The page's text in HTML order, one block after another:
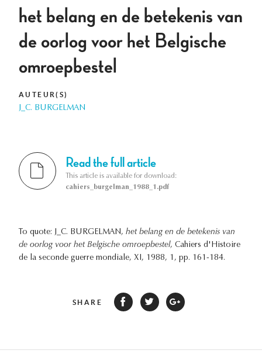
het belang en de betekenis van
de oorlog voor het Belgische
omroepbestel
AUTEUR(S)
J_C. BURGELMAN
Read the full article
This article is available for download:
cahiers_burgelman_1988_1.pdf
To quote: J_C. BURGELMAN, het belang en de betekenis van
de oorlog voor het Belgische omroepbestel, Cahiers d'Histoire
de la seconde guerre mondiale, XI, 1988, 1, pp. 161-184.
SHARE